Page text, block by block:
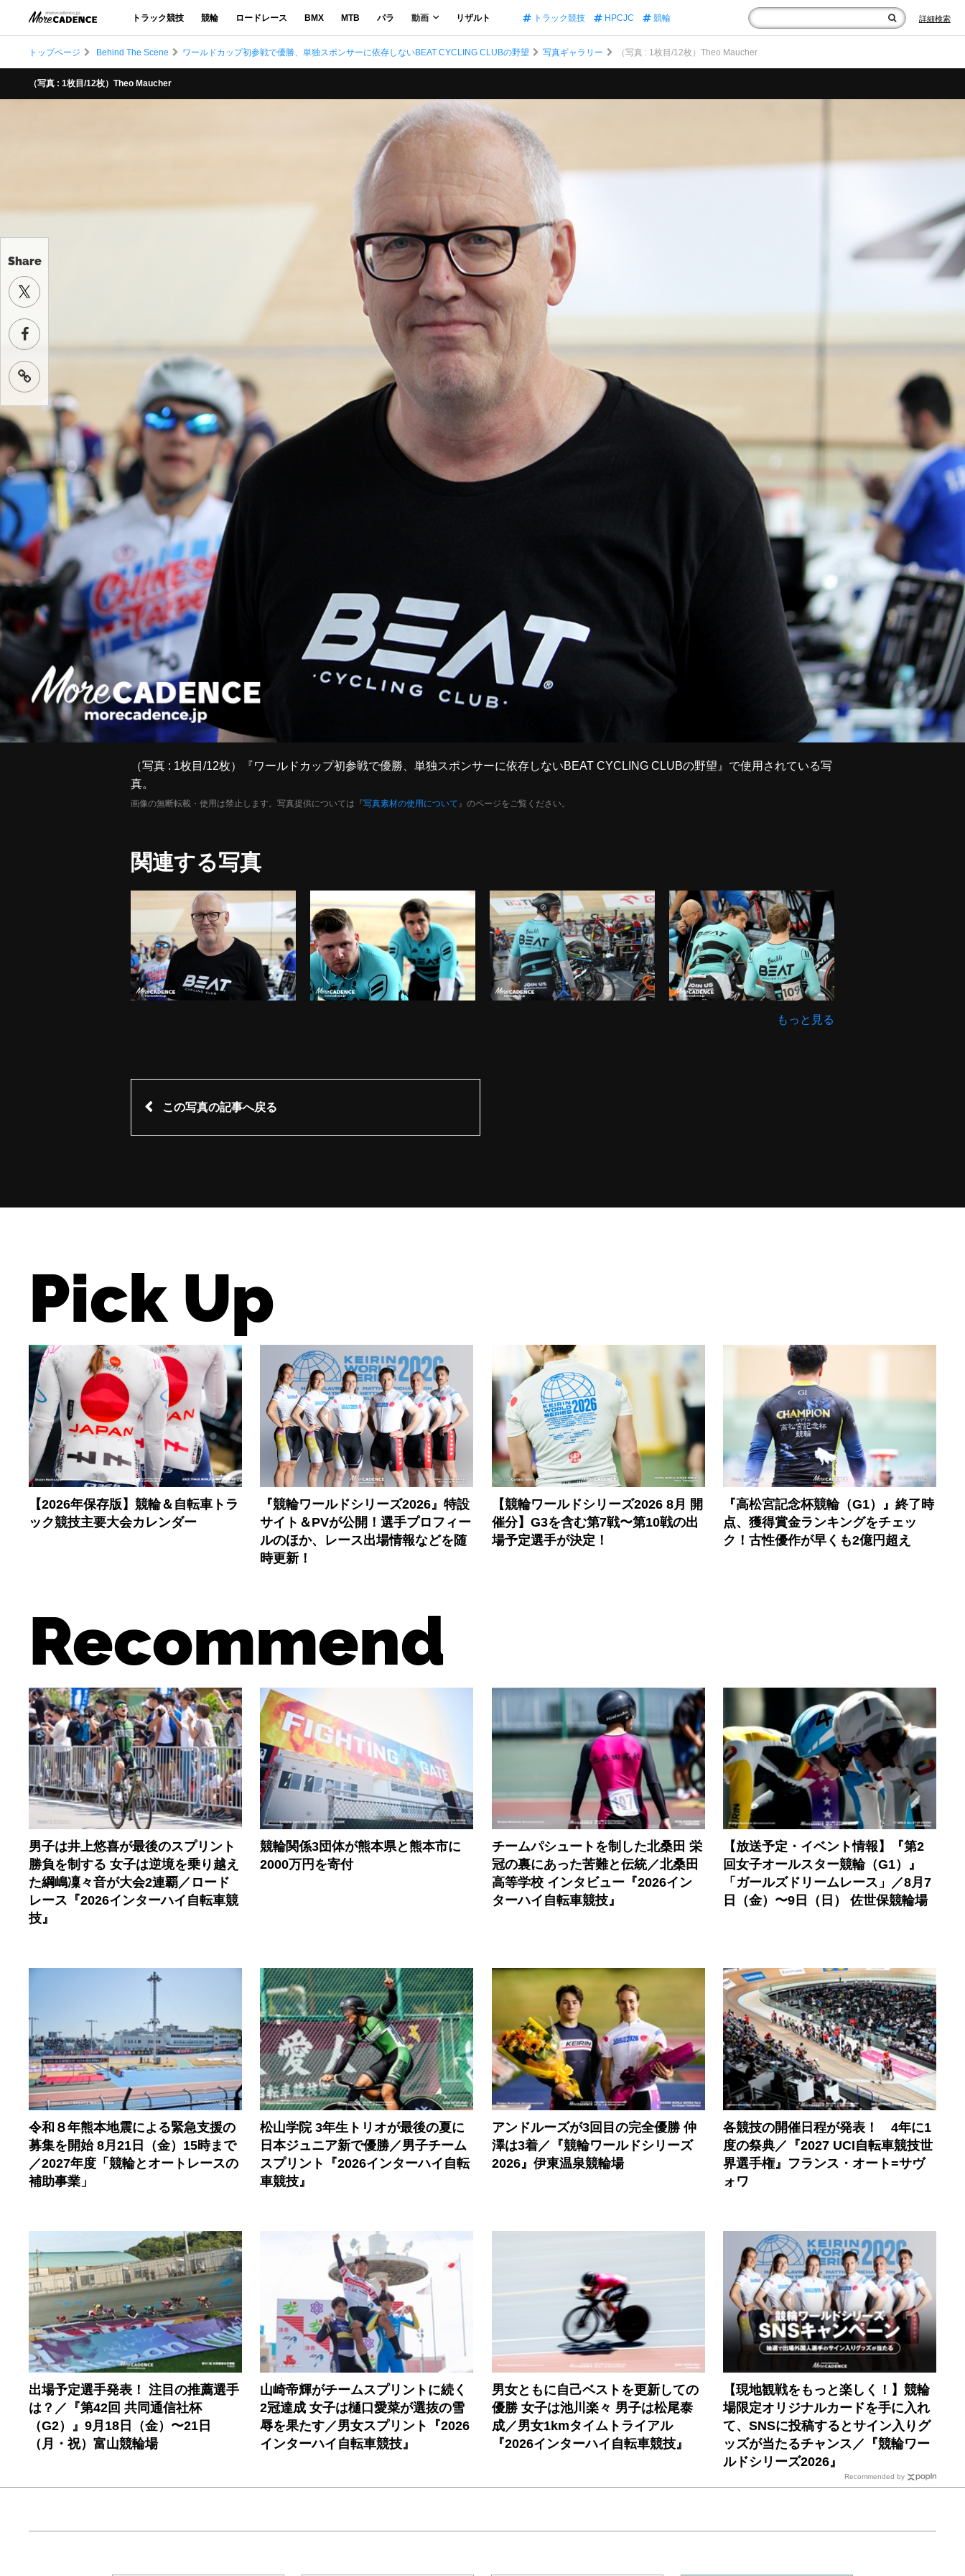
トラック競技 競輪 ロードレース BMX MTB パラ 動画 リザルト トラック競技 HPCJC 競輪 詳細検索
Share
トップページ Behind The Scene ワールドカップ初参戦で優勝、単独スポンサーに依存しないBEAT CYCLING CLUBの野望 写真ギャラリー （写真 : 1枚目/12枚）Theo Maucher
（写真 : 1枚目/12枚）Theo Maucher
（写真 : 1枚目/12枚）『ワールドカップ初参戦で優勝、単独スポンサーに依存しないBEAT CYCLING CLUBの野望』で使用されている写
真。
画像の無断転載・使用は禁止します。写真提供については『写真素材の使用について 』のページをご覧ください。
関連する写真
もっと見る
この写真の記事へ戻る
Pick Up
【2026年保存版】競輪＆自転車トラ
ック競技主要大会カレンダー
『競輪ワールドシリーズ2026』特設
サイト＆PVが公開！選手プロフィー
ルのほか、レース出場情報などを随
時更新！
【競輪ワールドシリーズ2026 8月 開
催分】G3を含む第7戦〜第10戦の出
場予定選手が決定！
『高松宮記念杯競輪（G1）』終了時
点、獲得賞金ランキングをチェッ
ク！古性優作が早くも2億円超え
Recommend
男子は井上悠喜が最後のスプリント
勝負を制する 女子は逆境を乗り越え
た綱嶋凜々音が大会2連覇／ロード
レース『2026インターハイ自転車競
技』
競輪関係3団体が熊本県と熊本市に
2000万円を寄付
チームパシュートを制した北桑田 栄
冠の裏にあった苦難と伝統／北桑田
高等学校 インタビュー『2026イン
ターハイ自転車競技』
【放送予定・イベント情報】『第2
回女子オールスター競輪（G1）』
「ガールズドリームレース」／8月7
日（金）〜9日（日） 佐世保競輪場
令和８年熊本地震による緊急支援の
募集を開始 8月21日（金）15時まで
／2027年度「競輪とオートレースの
補助事業」
松山学院 3年生トリオが最後の夏に
日本ジュニア新で優勝／男子チーム
スプリント『2026インターハイ自転
車競技』
アンドルーズが3回目の完全優勝 仲
澤は3着／『競輪ワールドシリーズ
2026』伊東温泉競輪場
各競技の開催日程が発表！ 4年に1
度の祭典／『2027 UCI自転車競技世
界選手権』フランス・オート=サヴ
ォワ
出場予定選手発表！ 注目の推薦選手
は？／『第42回 共同通信社杯
（G2）』9月18日（金）〜21日
（月・祝）富山競輪場
山崎帝輝がチームスプリントに続く
2冠達成 女子は樋口愛菜が選抜の雪
辱を果たす／男女スプリント『2026
インターハイ自転車競技』
男女ともに自己ベストを更新しての
優勝 女子は池川楽々 男子は松尾泰
成／男女1kmタイムトライアル
『2026インターハイ自転車競技』
【現地観戦をもっと楽しく！】競輪
場限定オリジナルカードを手に入れ
て、SNSに投稿するとサイン入りグ
ッズが当たるチャンス／『競輪ワー
ルドシリーズ2026』
Recommended by